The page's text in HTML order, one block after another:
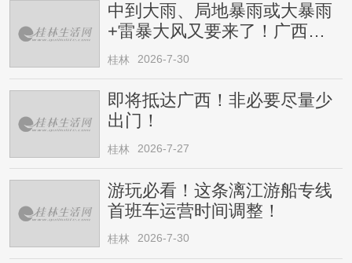
中到大雨、局地暴雨或大暴雨
+雷暴大风又要来了！广西人
请注意
桂林 2026-7-30
即将抵达广西！非必要尽量少
出门！
桂林 2026-7-27
游玩必看！这条漓江游船专线
首班车运营时间调整！
桂林 2026-7-30